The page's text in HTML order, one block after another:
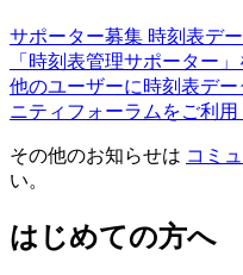
サポーター募集 時刻表デ
「時刻表管理サポーター
他のユーザーに時刻表デ
ニティフォーラムをご利用
その他のお知らせは コミ
い。
はじめての方へ